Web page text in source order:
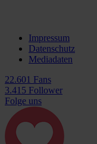
Impressum
Datenschutz
Mediadaten
22.601 Fans
3.415 Follower
Folge uns